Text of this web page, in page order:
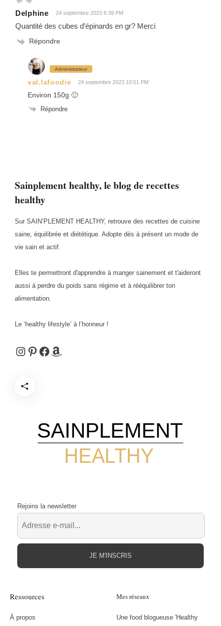
Sainplement healthy, le blog de recettes
healthy
Sur SAIN’PLEMENT HEALTHY, retrouve des recettes de cuisine
saine, équilibrée et diététique. Adopte dès à présent un mode de
vie sain et actif.
Elles te permettront d'apprendre à manger sainement et t'aideront
aussi à perdre du poids sans régime et à rééquilibrer ton
alimentation.
Le ‘healthy lifestyle’ à l’honneur !
Instagram
Pinterest
Facebook
Amazon
Delphine 24 septembre 2023 6:39 PM
Quantité des cubes d’épinards en gr? Merci
Répondre
Administrateur
val.lafoodie 24 septembre 2023 10:51 PM
Environ 150g 🙂
Répondre
HEALTHY
SAINPLEMENT
Ressources
À propos
Mes réseaux
Une food blogueuse 'Healthy
Rejoins la newsletter
JE M'INSCRIS